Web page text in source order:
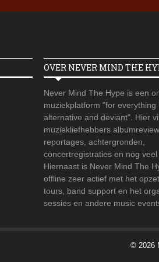
OVER NEVER MIND THE
Never Mind The Hype is een
muziekplatform "for everything
alternative and deviant". Hier
muziekliefhebbers
reportages, achtergronden,
concertregistraties en nog veel
Hiernaast is Never Mind The
offline zeer actief met het
tours, band support en het
sessies en andere music
© 2026